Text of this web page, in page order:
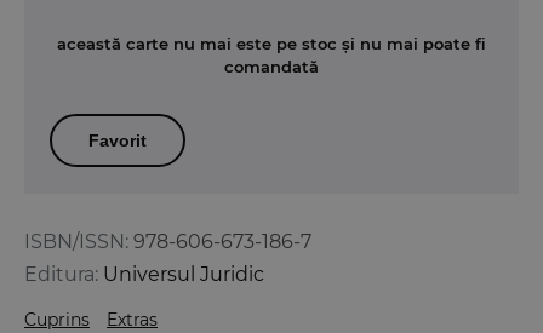
ISBN/ISSN: 978-606-673-186-7
Editura: Universul Juridic
Cuprins Extras
această carte nu mai este pe stoc și nu mai poate fi
comandată
Favorit